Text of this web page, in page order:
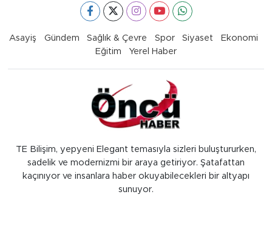
Asayiş Gündem Sağlık & Çevre Spor Siyaset
Ekonomi
Eğitim
Yerel Haber
TE Bilişim, yepyeni Elegant temasıyla sizleri buluştururken,
sadelik ve modernizmi bir araya getiriyor. Şatafattan
kaçınıyor ve insanlara haber okuyabilecekleri bir altyapı
sunuyor.